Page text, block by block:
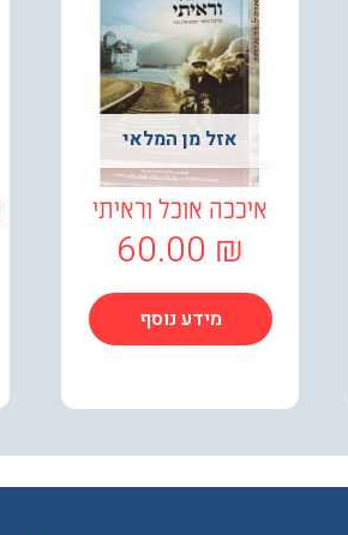
אזל מן המלאי
איככה אוכל וראיתי
60.00 ₪
מידע נוסף